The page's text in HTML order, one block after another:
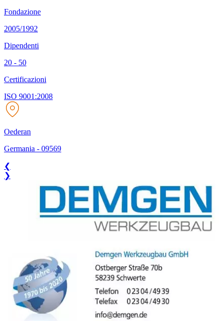
Fondazione
2005/1992
Dipendenti
20 - 50
Certificazioni
ISO 9001:2008
Oederan
Germania - 09569
❮
❯